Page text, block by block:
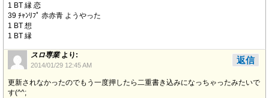
1 BT 縁 恋
39 ﾁｬﾝﾘﾌﾟ 赤赤青 ようやった
1 BT 想
1 BT 縁
スロ専業 より:
2014/01/29 12:45 AM
更新されなかったのでもう一度押したら二重書き込みになっちゃったみたいで
す(^^;
返信